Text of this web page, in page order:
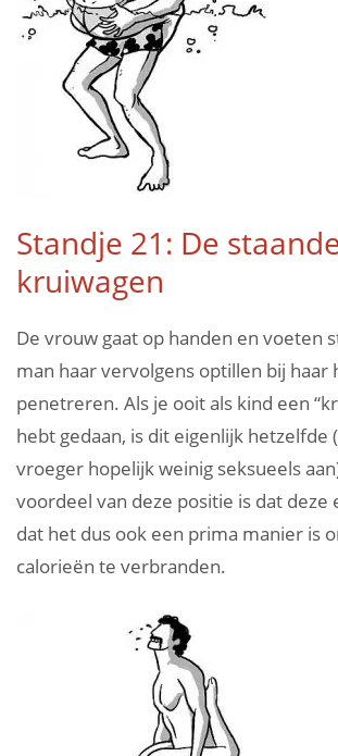
Standje 21: De
kruiwagen
De vrouw gaat op handen en voeten
man haar vervolgens optillen bij haar
penetreren. Als je ooit als kind een
hebt gedaan, is dit eigenlijk hetzelfde
vroeger hopelijk weinig seksueels
voordeel van deze positie is dat deze
dat het dus ook een prima manier is
calorieën te verbranden.